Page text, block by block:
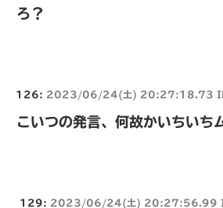
ろ？
126: 2023/06/24(土) 20:27:18.73
こいつの発言、何故かいちいち
129: 2023/06/24(土) 20:27:56.99